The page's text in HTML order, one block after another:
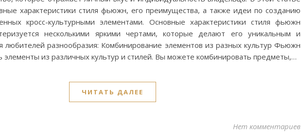
характеристики стиля фьюжн, его преимущества, а также идеи по созданию
кросс-культурными элементами. Основные характеристики стиля фьюжн
несколькими яркими чертами, которые делают его уникальным и
любителей разнообразия: Комбинирование элементов из разных культур Фьюжн
элементы из различных культур и стилей. Вы можете комбинировать предметы,…
ЧИТАТЬ ДАЛЕЕ
Нет комментариев